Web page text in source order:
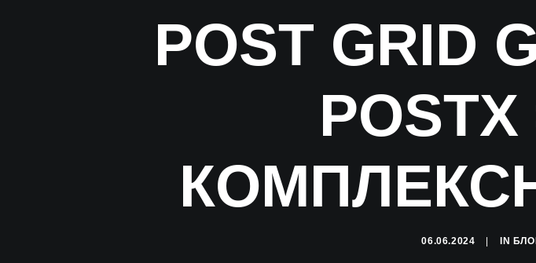
POST GRID
06.06.2024 IN